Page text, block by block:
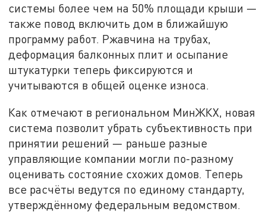
системы более чем на 50% площади крыши —
также повод включить дом в ближайшую
программу работ. Ржавчина на трубах,
деформация балконных плит и осыпание
штукатурки теперь фиксируются и
учитываются в общей оценке износа.
Как отмечают в региональном МинЖКХ, новая
система позволит убрать субъективность при
принятии решений — раньше разные
управляющие компании могли по-разному
оценивать состояние схожих домов. Теперь
все расчёты ведутся по единому стандарту,
утверждённому федеральным ведомством.